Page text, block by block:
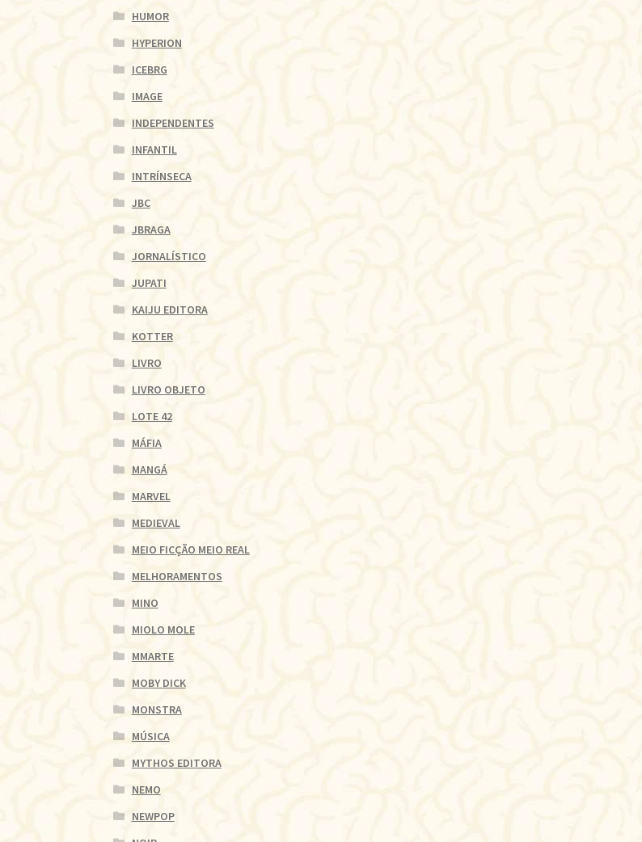
HUMOR
HYPERION
ICEBRG
IMAGE
INDEPENDENTES
INFANTIL
INTRÍNSECA
JBC
JBRAGA
JORNALÍSTICO
JUPATI
KAIJU EDITORA
KOTTER
LIVRO
LIVRO OBJETO
LOTE 42
MÁFIA
MANGÁ
MARVEL
MEDIEVAL
MEIO FICÇÃO MEIO REAL
MELHORAMENTOS
MINO
MIOLO MOLE
MMARTE
MOBY DICK
MONSTRA
MÚSICA
MYTHOS EDITORA
NEMO
NEWPOP